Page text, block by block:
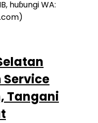
Service
Tangani